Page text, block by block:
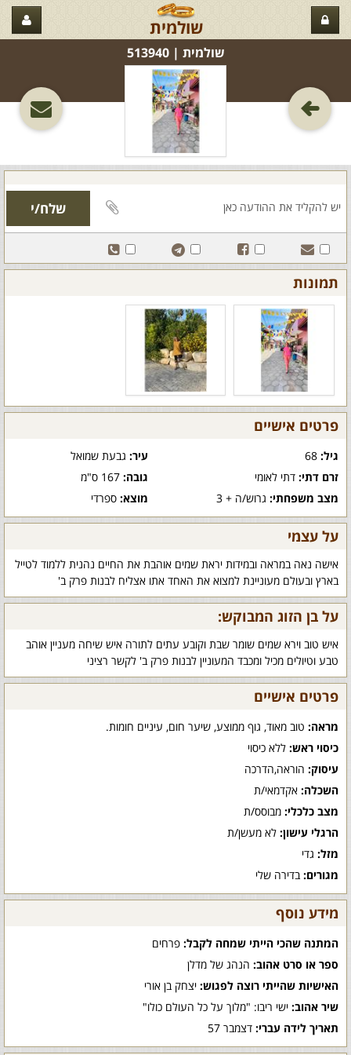
שולמית
שולמית‏ | 513940
תמונות
פרטים אישיים
גיל: עיר:גבעת שמואל
זרם דתי: דתי לאומי גובה:167 ס"מ
מצב משפחתי: גרוש/ה + 3 מוצא:ספרדי
על עצמי
אישה נאה במראה ובמידות יראת שמים אוהבת את החיים נהנית ללמוד לטייל
בארץ ובעולם מעוניינת למצוא את האחד אתו אצליח לבנות פרק ב'
על בן הזוג המבוקש:
איש טוב וירא שמים שומר שבת וקובע עתים לתורה איש שיחה מעניין אוהב
טבע וטיולים מכיל ומכבד המעוניין לבנות פרק ב' לקשר רציני
פרטים אישיים
מראה: טוב מאוד, גוף ממוצע, שיער חום, עיניים חומות.
כיסוי ראש: ללא כיסוי
עיסוק: הוראה,הדרכה
השכלה: אקדמאי/ת
מצב כלכלי: מבוסס/ת
הרגלי עישון: לא מעשן/ת
מזל: גדי
מגורים: בדירה שלי
מידע נוסף
המתנה שהכי הייתי שמחה לקבל: פרחים
ספר או סרט אהוב: הנהג של מדלן
האישיות שהייתי רוצה לפגוש: יצחק בן אורי
שיר אהוב: ישי ריבו: "מלוך על כל העולם כולו"
תאריך לידה עברי: דצמבר 57